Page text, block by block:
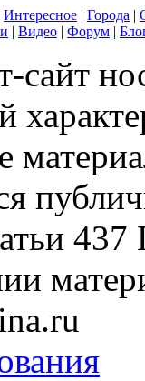
Интересное | Города |
| Видео | Форум |
сайт
437